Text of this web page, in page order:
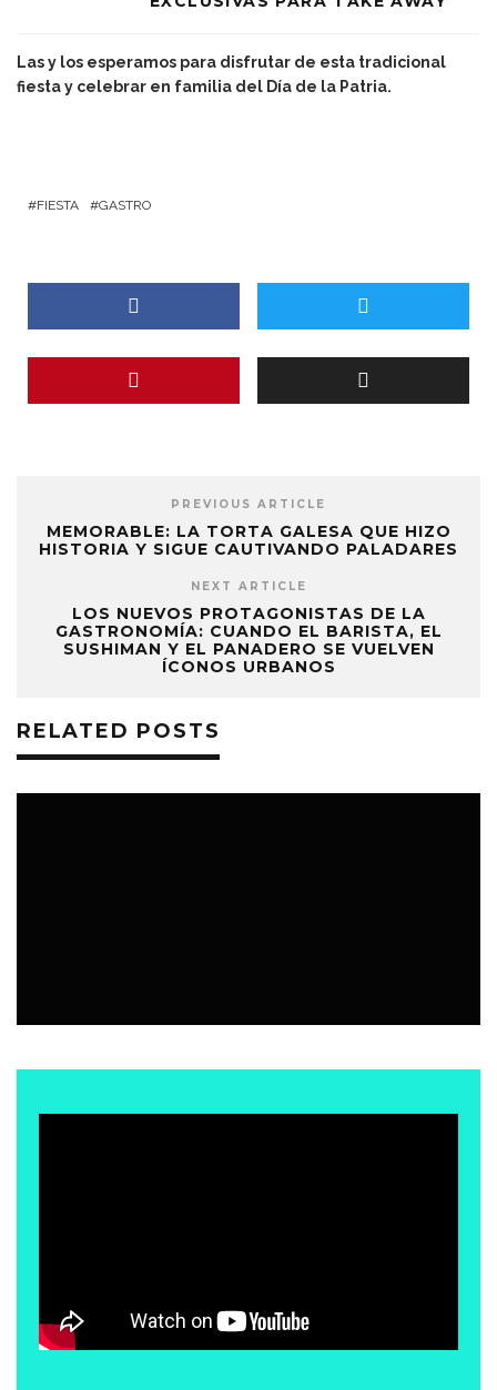
Las y los esperamos para disfrutar de esta tradicional
fiesta y celebrar en familia del Día de la Patria.
FIESTA GASTRO
PREVIOUS ARTICLE
MEMORABLE: LA TORTA GALESA QUE HIZO
HISTORIA Y SIGUE CAUTIVANDO PALADARES
NEXT ARTICLE
LOS NUEVOS PROTAGONISTAS DE LA
GASTRONOMÍA: CUANDO EL BARISTA, EL
SUSHIMAN Y EL PANADERO SE VUELVEN
ÍCONOS URBANOS
RELATED POSTS